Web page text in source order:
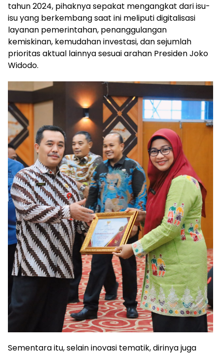
tahun 2024, pihaknya sepakat mengangkat dari isu-
isu yang berkembang saat ini meliputi digitalisasi
layanan pemerintahan, penanggulangan
kemiskinan, kemudahan investasi, dan sejumlah
prioritas aktual lainnya sesuai arahan Presiden Joko
Widodo.
Sementara itu, selain inovasi tematik, dirinya juga